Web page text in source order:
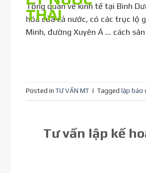
Tổng quan về kinh tế tại Bình
hóa của cả nước, có các trục lộ
Minh, đường Xuyên Á … cách
Posted inTƯ VẤN MT | Tagged lập báo
Tư vấn lập kế